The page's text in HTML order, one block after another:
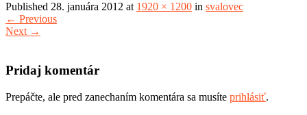
Published 28. januára 2012 at 1920 × 1200 in svalovec
← Previous
Next →
Pridaj komentár
Prepáčte, ale pred zanechaním komentára sa musíte prihlásiť.